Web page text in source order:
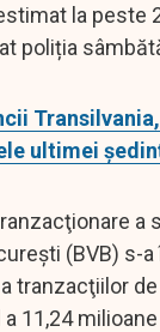
la peste
poliția
ultimei
a
(BVB) s-
tranzacţiilor
11,24